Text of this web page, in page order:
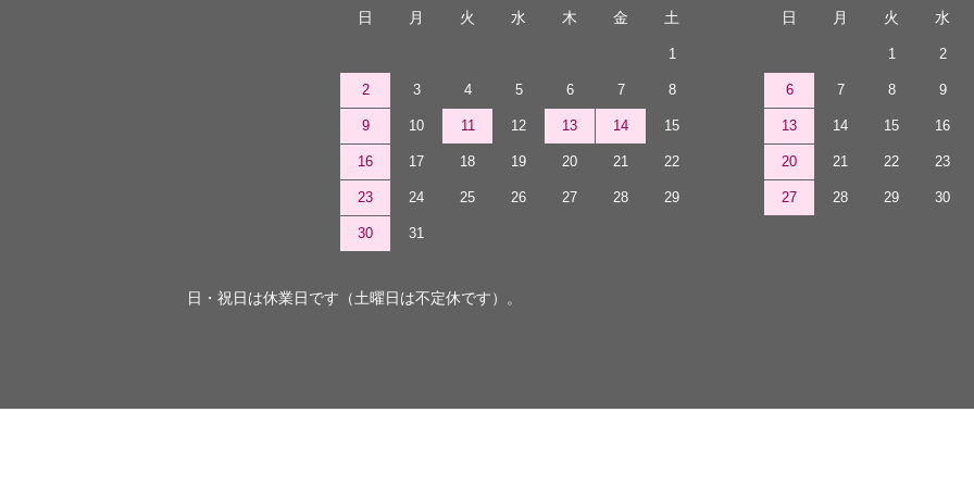
日 月 火 水 木 金 土
1
2 3 4 5 6 7 8
9 10 11 12 13 14 15
16 17 18 19 20 21 22
23 24 25 26 27 28 29
30 31
日 月 火 水
1 2
6 7 8 9
13 14 15 16
20 21 22 23
27 28 29 30
日・祝日は休業日です（土曜日は不定休です）。